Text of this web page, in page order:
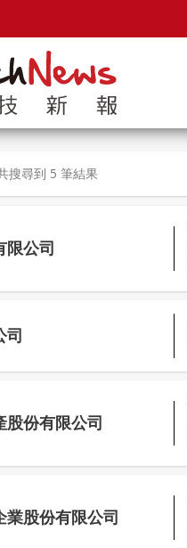
搜尋到 5 筆結果
限公司
司
股份有限公司
業股份有限公司